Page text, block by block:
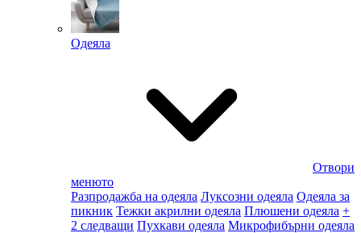
Одеяла
Отвори
менюто
Разпродажба на одеяла Луксозни одеяла Одеяла за
пикник Тежки акрилни одеяла Плюшени одеяла +
2 следващи Пухкави одеяла Микрофибърни одеяла